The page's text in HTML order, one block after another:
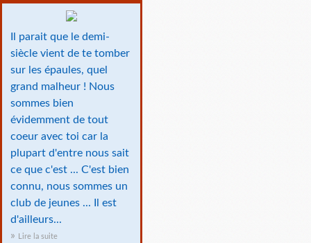
Il parait que le demi-
siècle vient de te tomber
sur les épaules, quel
grand malheur ! Nous
sommes bien
évidemment de tout
coeur avec toi car la
plupart d'entre nous sait
ce que c'est ... C'est bien
connu, nous sommes un
club de jeunes ... Il est
d'ailleurs...
Lire la suite